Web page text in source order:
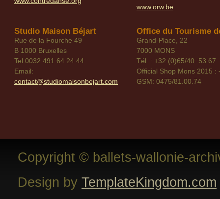
www.orw.be
Studio Maison Béjart
Rue de la Fourche 49
B 1000 Bruxelles
Tel 0032 491 64 24 44
Email:
contact@studiomaisonbejart.com
Office du Tourisme
Grand-Place, 22
7000 MONS
Tél. : +32 (0)65/40. 53.67
Official Shop Mons 2015 :
GSM: 0475/81.00.74
Copyright © ballets-wallonie-
Design by TemplateKingdom.com